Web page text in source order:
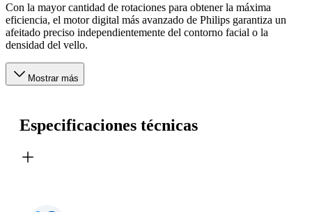
Con la mayor cantidad de rotaciones para obtener la máxima
eficiencia, el motor digital más avanzado de Philips garantiza un
afeitado preciso independientemente del contorno facial o la
densidad del vello.
Mostrar más
Especificaciones técnicas